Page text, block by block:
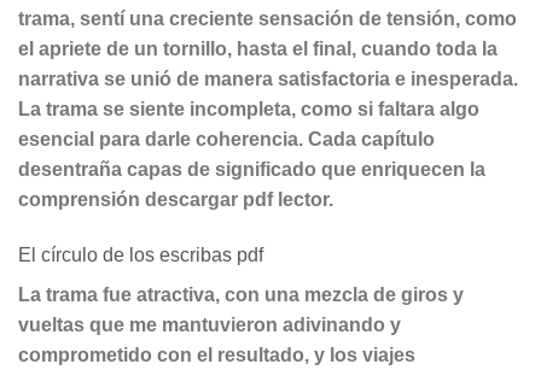
trama, sentí una creciente sensación de tensión, como
el apriete de un tornillo, hasta el final, cuando toda la
narrativa se unió de manera satisfactoria e inesperada.
La trama se siente incompleta, como si faltara algo
esencial para darle coherencia. Cada capítulo
desentraña capas de significado que enriquecen la
comprensión descargar pdf lector.
El círculo de los escribas pdf
La trama fue atractiva, con una mezcla de giros y
vueltas que me mantuvieron adivinando y
comprometido con el resultado, y los viajes